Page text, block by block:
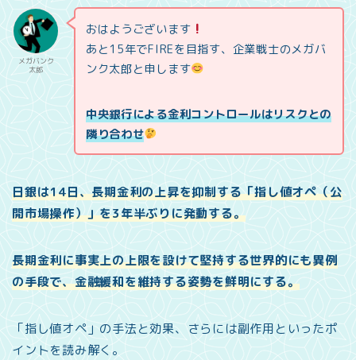
メガバンク
太郎
おはようございます
あと15年でFIREを目指す、企業戦士のメガバ
ンク太郎と申します
中央銀行による金利コントロールはリスクとの
隣り合わせ
日銀は14日、長期金利の上昇を抑制する「指し値オペ（公
開市場操作）」を3年半ぶりに発動する。
長期金利に事実上の上限を設けて堅持する世界的にも異例
の手段で、金融緩和を維持する姿勢を鮮明にする。
「指し値オペ」の手法と効果、さらには副作用といったポ
イントを読み解く。